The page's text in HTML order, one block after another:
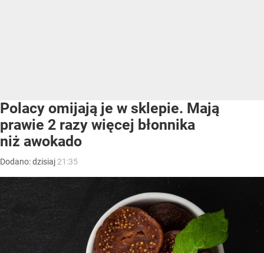
Polacy omijają je w sklepie. Mają
prawie 2 razy więcej błonnika
niż awokado
Dodano:dzisiaj 21:35